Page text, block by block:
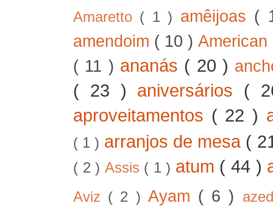
Amaretto ( 1 ) amêijoas (
amendoim ( 10 )
( 11 ) ananás ( 20 )
( 23 ) aniversários (
aproveitamentos ( 22 )
( 1 ) arranjos de mesa (
( 2 ) Assis ( 1 ) atum ( 44 )
Aviz ( 2 ) Ayam ( 6 )